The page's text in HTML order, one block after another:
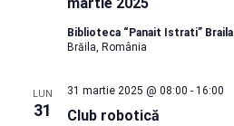
Biblioteca “Panait Istrati” Braila
Brăila, România
LUN
31 Club robotică
31 martie 2025 @ 08:00 - 16:00